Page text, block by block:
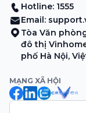
Hotline: 1555
Email:
Tòa Văn
đô thị
phố Hà Nội,
MẠNG XÃ HỘI